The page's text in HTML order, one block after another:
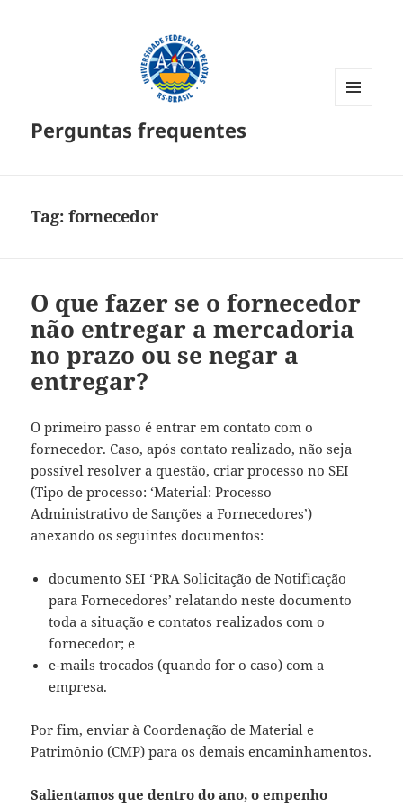
Perguntas frequentes
Tag:fornecedor
O que fazer se o fornecedor
não entregar a mercadoria
no prazo ou se negar a
entregar?
O primeiro passo é entrar em contato com o
fornecedor. Caso, após contato realizado, não seja
possível resolver a questão, criar processo no SEI
(Tipo de processo: ‘Material: Processo
Administrativo de Sanções a Fornecedores’)
anexando os seguintes documentos:
documento SEI ‘PRA Solicitação de Notificação
para Fornecedores’ relatando neste documento
toda a situação e contatos realizados com o
fornecedor; e
e-mails trocados (quando for o caso) com a
empresa.
Por fim, enviar à Coordenação de Material e
Patrimônio (CMP) para os demais encaminhamentos.
Salientamos que dentro do ano, o empenho